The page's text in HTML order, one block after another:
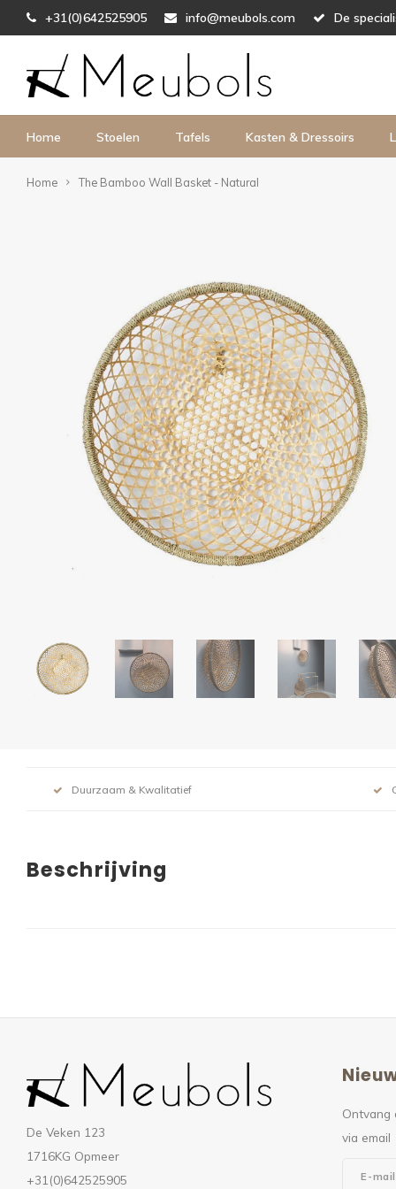
+31(0)642525905 info@meubols.com De
Home Stoelen Tafels Kasten & Dressoirs
Home The Bamboo Wall Basket - Natural
Duurzaam & Kwalitatief
Beschrijving
De Veken 123
1716KG Opmeer
+31(0)642525905
Ontvang
via email